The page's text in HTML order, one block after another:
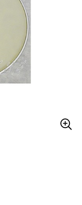
電子ピアノ
その他楽器